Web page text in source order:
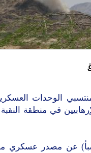
الوحدات
في منطقة
(سبأ) عن مصدر عسكري